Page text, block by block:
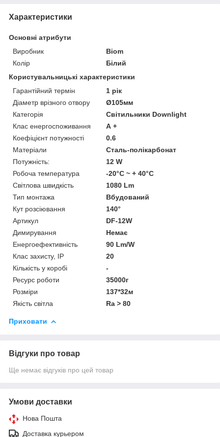
Характеристики
Основні атрибути
Виробник
Biom
Колір
Білий
Користувальницькі характеристики
Гарантійний термін
1 рік
Діаметр врізного отвору
Ø105мм
Категорія
Світильники Downlight
Клас енергоспоживання
А +
Коефіцієнт потужності
0.6
Матеріали
Сталь-полікарбонат
Потужність:
12 W
Робоча температура
-20°C ~ + 40°С
Світлова швидкість
1080 Lm
Тип монтажа
Вбудований
Кут розсіювання
140°
Артикул
DF-12W
Димирування
Немає
Енергоефективність
90 Lm/W
Клас захисту, IP
20
Кількість у коробі
-
Ресурс роботи
35000г
Розміри
137*32м
Якість світла
Ra > 80
Приховати
Відгуки про товар
Ще немає відгуків про цей товар
Умови доставки
Нова Пошта
Доставка курьером